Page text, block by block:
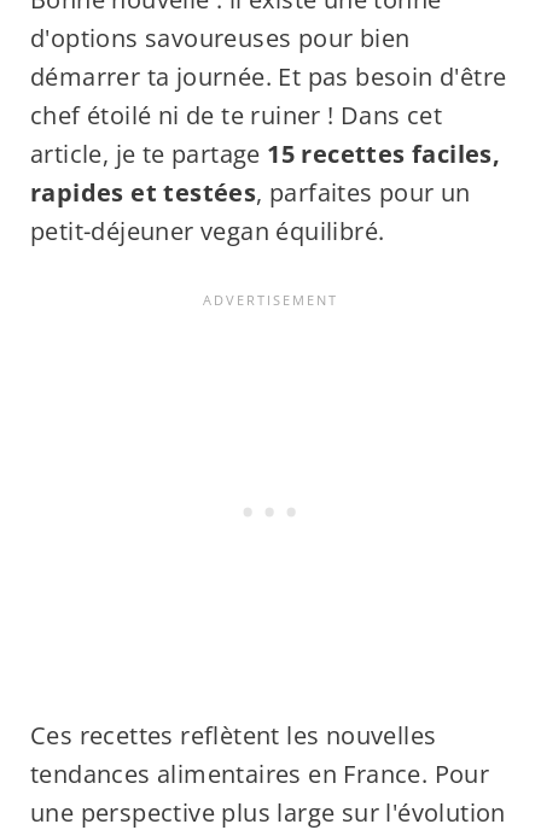
d'options savoureuses pour bien
démarrer ta journée. Et pas besoin d'être
chef étoilé ni de te ruiner ! Dans cet
article, je te partage 15 recettes faciles,
rapides et testées, parfaites pour un
petit-déjeuner vegan équilibré.
Ces recettes reflètent les nouvelles
tendances alimentaires en France. Pour
une perspective plus large sur l'évolution